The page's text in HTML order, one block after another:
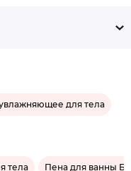
для тела
тела Пена для ванны